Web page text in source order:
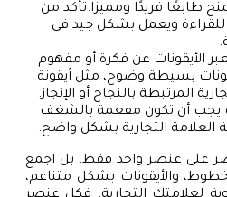
طابعًا فريدًا ومميزًا.تأكّد من
للقراءة ويعمل بشكل جيد في
الأيقونات عن فكرة أو مفهوم
بسيطة وضوح، مثل أيقونة
المرتبطة بالنجاح أو الإنجاز.
يجب أن تكون مفعمة بالشغف
التجارية بشكل واضح.
على عنصر واحد فقط، بل اجمع
والأيقونات بشكل متناغم،